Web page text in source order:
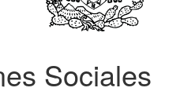
Sociales